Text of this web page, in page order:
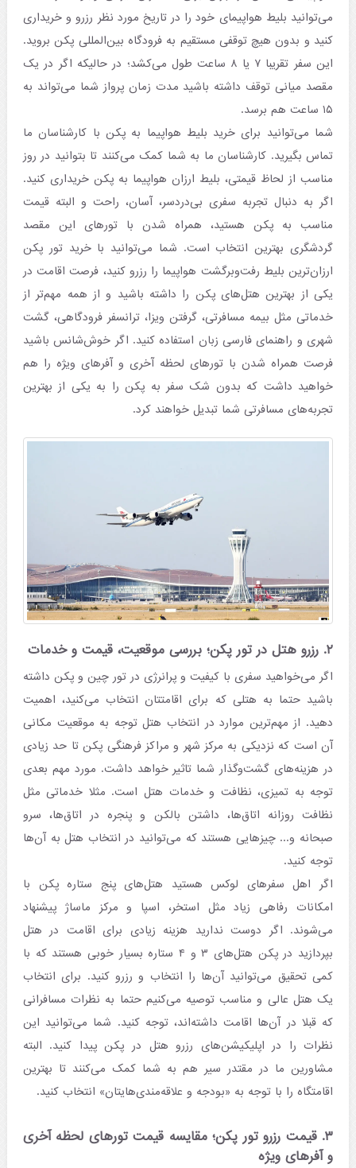
می‌توانید بلیط هواپیمای خود را در تاریخ مورد نظر رزرو و خریداری
کنید و بدون هیچ توقفی مستقیم به فرودگاه بین‌المللی پکن بروید.
این سفر تقریبا ۷ یا ۸ ساعت طول می‌کشد؛ در حالیکه اگر در یک
مقصد میانی توقف داشته باشید مدت زمان پرواز شما می‌تواند به
۱۵ ساعت هم برسد.
شما می‌توانید برای خرید بلیط هواپیما به پکن با کارشناسان ما
تماس بگیرید. کارشناسان ما به شما کمک می‌کنند تا بتوانید در روز
مناسب از لحاظ قیمتی، بلیط ارزان هواپیما به پکن خریداری کنید.
اگر به دنبال تجربه سفری بی‌دردسر، آسان، راحت و البته قیمت
مناسب به پکن هستید، همراه شدن با تورهای این مقصد
گردشگری بهترین انتخاب است. شما می‌توانید با خرید تور پکن
ارزان‌ترین بلیط رفت‌وبرگشت هواپیما را رزرو کنید، فرصت اقامت در
یکی از بهترین هتل‌های پکن را داشته باشید و از همه مهم‌تر از
خدماتی مثل بیمه مسافرتی، گرفتن ویزا، ترانسفر فرودگاهی، گشت
شهری و راهنمای فارسی زبان استفاده کنید. اگر خوش‌شانس باشید
فرصت همراه شدن با تورهای لحظه آخری و آفرهای ویژه را هم
خواهید داشت که بدون شک سفر به پکن را به یکی از بهترین
تجربه‌های مسافرتی شما تبدیل خواهند کرد.
۲. رزرو هتل در تور پکن؛ بررسی موقعیت، قیمت و خدمات
اگر می‌خواهید سفری با کیفیت و پرانرژی در تور چین و پکن داشته
باشید حتما به هتلی که برای اقامتتان انتخاب می‌کنید، اهمیت
دهید. از مهم‌ترین موارد در انتخاب هتل توجه به موقعیت مکانی
آن است که نزدیکی به مرکز شهر و مراکز فرهنگی پکن تا حد زیادی
در هزینه‌های گشت‌وگذار شما تاثیر خواهد داشت. مورد مهم بعدی
توجه به تمیزی، نظافت و خدمات هتل است. مثلا خدماتی مثل
نظافت روزانه اتاق‌ها، داشتن بالکن و پنجره در اتاق‌ها، سرو
صبحانه و... چیزهایی هستند که می‌توانید در انتخاب هتل به آن‌ها
توجه کنید.
اگر اهل سفرهای لوکس هستید هتل‌های پنج ستاره پکن با
امکانات رفاهی زیاد مثل استخر، اسپا و مرکز ماساژ پیشنهاد
می‌شوند. اگر دوست ندارید هزینه زیادی برای اقامت در هتل
بپردازید در پکن هتل‌های ۳ و ۴ ستاره بسیار خوبی هستند که با
کمی تحقیق می‌توانید آن‌ها را انتخاب و رزرو کنید. برای انتخاب
یک هتل عالی و مناسب توصیه می‌کنیم حتما به نظرات مسافرانی
که قبلا در آن‌ها اقامت داشته‌اند، توجه کنید. شما می‌توانید این
نظرات را در اپلیکیشن‌های رزرو هتل در پکن پیدا کنید. البته
مشاورین ما در مقتدر سیر هم به شما کمک می‌کنند تا بهترین
اقامتگاه را با توجه به «بودجه و علاقه‌مندی‌هایتان» انتخاب کنید.
۳. قیمت رزرو تور پکن؛ مقایسه قیمت تورهای لحظه آخری
و آفرهای ویژه